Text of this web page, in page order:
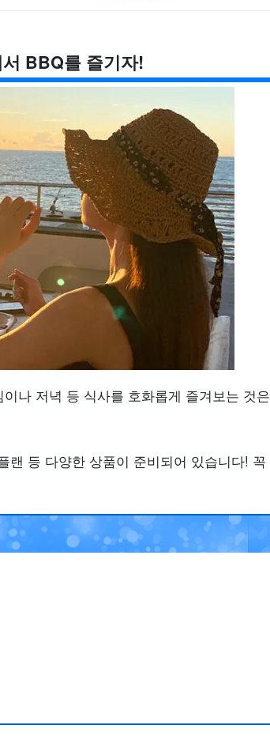
BBQ를 즐기자!
나 저녁 등 식사를 호화롭게 즐겨보는 것은
랜 등 다양한 상품이 준비되어 있습니다! 꼭